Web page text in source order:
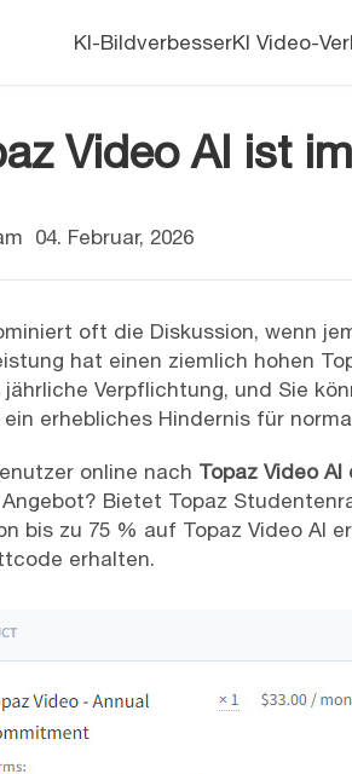
KI-BildverbesserKI Video-
Video AI ist
04. Februar, 2026
oft die Diskussion, wenn
hat einen ziemlich hohen
Verpflichtung, und Sie
erhebliches Hindernis für
online nach Topaz Video
Bietet Topaz
bis zu 75 % auf Topaz Video AI
erhalten.